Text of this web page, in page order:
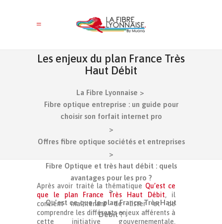
Les enjeux du plan France Très
Haut Débit
La Fibre Lyonnaise >
Fibre optique entreprise : un guide pour
choisir son forfait internet pro
>
Offres fibre optique sociétés et entreprises
>
Fibre Optique et très haut débit : quels
avantages pour les pro ?
>
Qu’est ce que le plan France Très Haut
Débit ?
Après avoir traité la thématique Qu’est ce
que le plan France Très Haut Débit, il
convient maintenant de lister et de
comprendre les différents enjeux afférents à
cette initiative gouvernementale.